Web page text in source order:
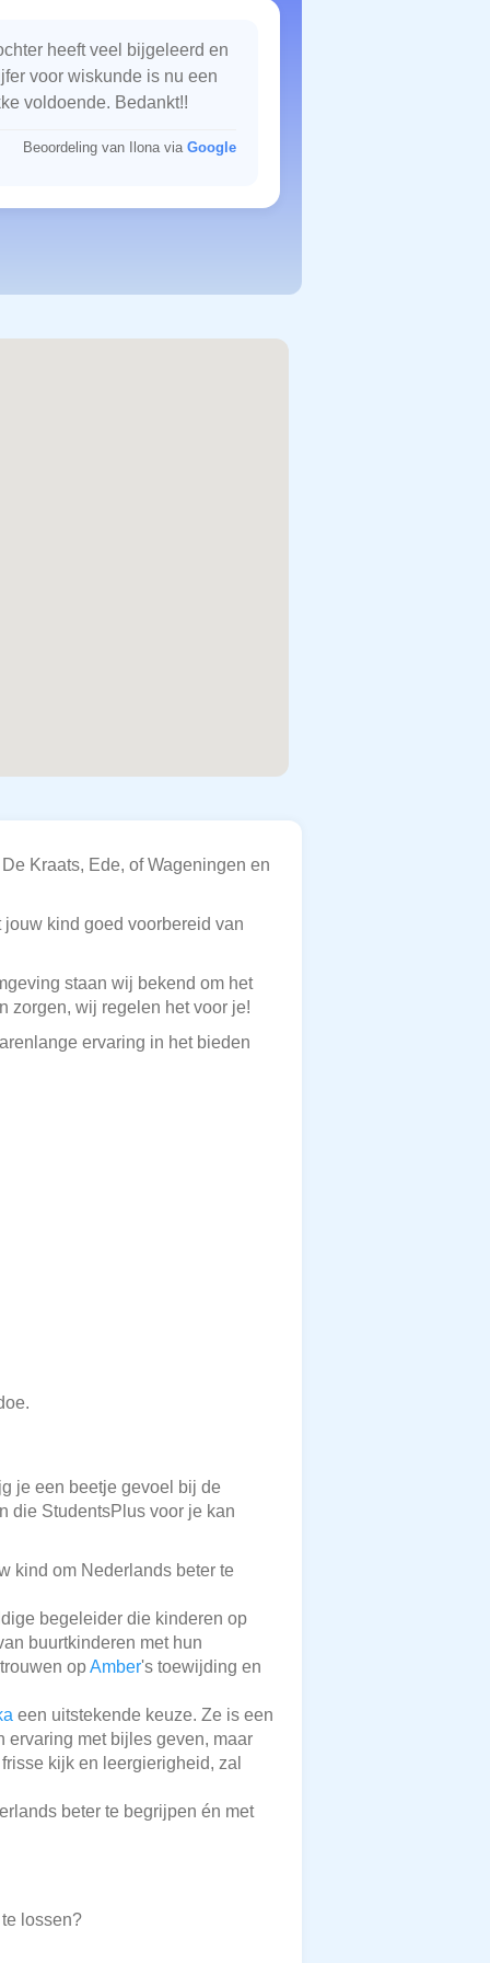
heeft veel bijgeleerd en
voor wiskunde is nu een
voldoende. Bedankt!!
Beoordeling van Ilona via Google
Kraats, Ede, of Wageningen en
kind goed voorbereid van
staan wij bekend om het
zorgen, wij regelen het voor je!
ervaring in het bieden
je een beetje gevoel bij de
die StudentsPlus voor je kan
kind om Nederlands beter te
begeleider die kinderen op
buurtkinderen met hun
opAmber's toewijding en
een uitstekende keuze. Ze is een
ervaring met bijles geven, maar
kijk en leergierigheid, zal
beter te begrijpen én met
lossen?